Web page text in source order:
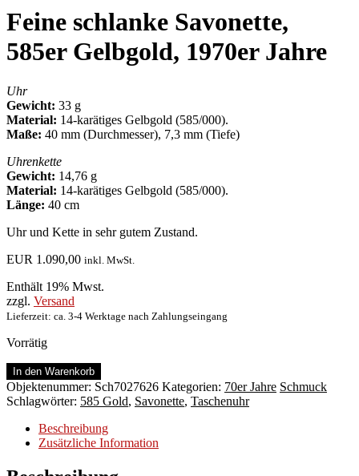
Feine schlanke Savonette,
585er Gelbgold, 1970er Jahre
Uhr
Gewicht: 33 g
Material: 14-karätiges Gelbgold (585/000).
Maße: 40 mm (Durchmesser), 7,3 mm (Tiefe)
Uhrenkette
Gewicht: 14,76 g
Material: 14-karätiges Gelbgold (585/000).
Länge: 40 cm
Uhr und Kette in sehr gutem Zustand.
EUR 1.090,00 inkl. MwSt.
Enthält 19% Mwst.
zzgl. Versand
Lieferzeit: ca. 3-4 Werktage nach Zahlungseingang
Vorrätig
Feine
schlanke
Savonette,
Gelbgold,
1970er
Menge
In den Warenkorb
Objektenummer: Sch7027626 Kategorien: 70er Jahre Schmuck
Schlagwörter: 585 Gold, Savonette, Taschenuhr
Beschreibung
Zusätzliche Information